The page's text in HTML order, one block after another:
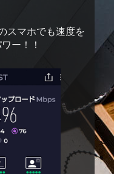
スマホでも速度を
ー！！